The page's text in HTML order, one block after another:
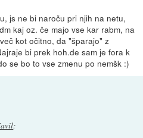
js ne bi naroču pri njih na netu,
kaj oz. če majo vse kar rabm, na
kot očitno, da "šparajo" z
bi prek hoh.de sam je fora k
se bo to vse zmenu po nemšk :)
: